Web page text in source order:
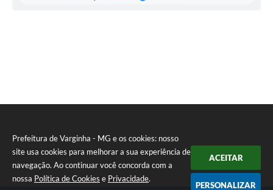
Prefeitura de Varginha - MG e os cookies: nosso
site usa cookies para melhorar a sua experiência de
navegação. Ao continuar você concorda com a
nossa Política de Cookies e Privacidade.
ACEITAR
PERSONALIZAR